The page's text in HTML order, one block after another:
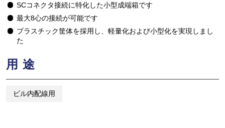
SCコネクタ接続に特化した小型成端箱です
最大8心の接続が可能です
プラスチック筐体を採用し、軽量化および小型化を実現しまし
た
用途
ビル内配線用